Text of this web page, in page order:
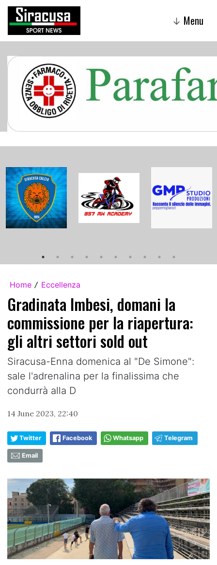
↓ Menu
Home / Eccellenza
Gradinata Imbesi, domani la
commissione per la riapertura:
gli altri settori sold out
Siracusa-Enna domenica al "De Simone":
sale l'adrenalina per la finalissima che
condurrà alla D
14 June 2023, 22:40
Twitter Facebook Whatsapp Telegram
Email